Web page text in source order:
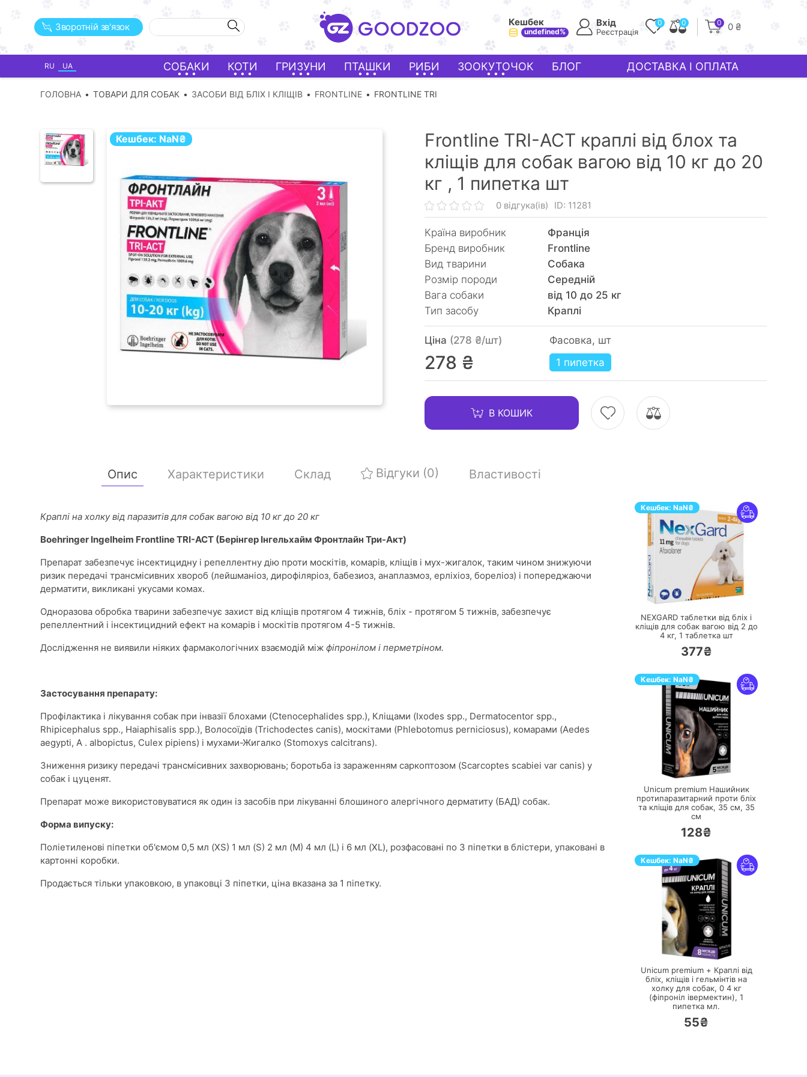
Зворотній зв'язок Кешбек
undefined%
Вхід
Реєстрація
0 0 0 0 ₴
RU UA СОБАКИ КОТИ ГРИЗУНИ ПТАШКИ РИБИ ЗООКУТОЧОК БЛОГ ДОСТАВКА І ОПЛАТА
ГОЛОВНА ТОВАРИ ДЛЯ СОБАК ЗАСОБИ ВІД БЛІХ І КЛІЩІВ FRONTLINE FRONTLINE TRI
Кешбек: NaN₴
Frontline TRI-ACT краплі від блох та
кліщів для собак вагою від 10 кг до 20
кг , 1 пипетка шт
0 відгука(ів) ID: 11281
Країна виробник
Франція
Бренд виробник
Frontline
Вид тварини
Собака
Розмір породи
Середній
Вага собаки
від 10 до 25 кг
Тип засобу
Краплі
Ціна (278 ₴/шт)
278 ₴
Фасовка, шт
1 пипетка
В КОШИК
Опис Характеристики Склад Відгуки (0) Властивості
Краплі на холку від паразитів для собак вагою від 10 кг до 20 кг
Boehringer Ingelheim Frontline TRI-ACT (Берінгер Інгельхайм Фронтлайн Три-Акт)
Препарат забезпечує інсектицидну і репеллентну дію проти москітів, комарів, кліщів і мух-жигалок, таким чином знижуючи
ризик передачі трансмісивних хвороб (лейшманіоз, дирофіляріоз, бабезиоз, анаплазмоз, ерліхіоз, бореліоз) і попереджаючи
дерматити, викликані укусами комах.
Одноразова обробка тварини забезпечує захист від кліщів протягом 4 тижнів, бліх - протягом 5 тижнів, забезпечує
репеллентний і інсектицидний ефект на комарів і москітів протягом 4-5 тижнів.
Дослідження не виявили ніяких фармакологічних взаємодій між фіпронілом і перметріном.
Застосування препарату:
Профілактика і лікування собак при інвазії блохами (Ctenocephalides spp.), Кліщами (Ixodes spp., Dermatocentor spp.,
Rhipicephalus spp., Haiaphisalis spp.), Волосоїдів (Trichodectes canis), москітами (Phlebotomus perniciosus), комарами (Aedes
aegypti, A . albopictus, Culex pipiens) і мухами-Жигалко (Stomoxys calcitrans).
Зниження ризику передачі трансмісивних захворювань; боротьба із зараженням саркоптозом (Scarcoptes scabiei var canis) у
собак і цуценят.
Препарат може використовуватися як один із засобів при лікуванні блошиного алергічного дерматиту (БАД) собак.
Форма випуску:
Поліетиленові піпетки об'ємом 0,5 мл (XS) 1 мл (S) 2 мл (M) 4 мл (L) і 6 мл (XL), розфасовані по 3 піпетки в блістери, упаковані в
картонні коробки.
Продається тільки упаковкою, в упаковці 3 піпетки, ціна вказана за 1 піпетку.
Кешбек: NaN₴
ПЕРЕЙТИ
NEXGARD таблетки від бліх і
кліщів для собак вагою від 2 до
4 кг, 1 таблетка шт
377₴
Кешбек: NaN₴
ПЕРЕЙТИ
Unicum premium Нашийник
протипаразитарний проти бліх
та кліщів для собак, 35 см, 35
см
128₴
Кешбек: NaN₴
ПЕРЕЙТИ
Unicum premium + Краплі від
бліх, кліщів і гельмінтів на
холку для собак, 0 4 кг
(фіпроніл івермектин), 1
пипетка мл.
55₴